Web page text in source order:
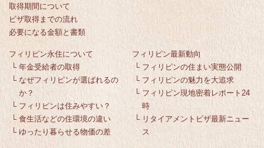
取得期間について
ビザ取得までの流れ
必要になる金額と書類
フィリピン永住について
└ 年金受給者の取得
└ なぜフィリピンが選ばれるの
か？
└ フィリピンは住みやすい？
└ 食生活などの住環境の違い
└ ゆったり暮らせる物価の差
フィリピン最新動向
└ フィリピンの住まい実態公開
└ フィリピンの魅力を大追求
└ フィリピン現地密着レポート24
時
└ リタイアメントビザ最新ニュー
ス